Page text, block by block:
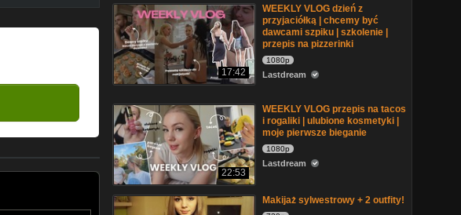
17:42
WEEKLY VLOG dzień z
przyjaciółką | chcemy być
dawcami szpiku | szkolenie |
przepis na pizzerinki
1080p
Lastdream
22:53
WEEKLY VLOG przepis na tacos
i rogaliki | ulubione kosmetyki |
moje pierwsze bieganie
1080p
Lastdream
Makijaż sylwestrowy + 2 outfity!